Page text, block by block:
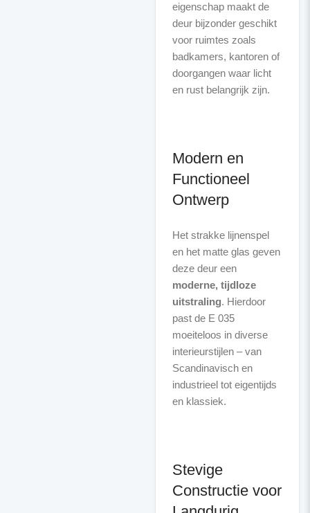
eigenschap maakt de
deur bijzonder geschikt
voor ruimtes zoals
badkamers, kantoren of
doorgangen waar licht
en rust belangrijk zijn.
Modern en
Functioneel
Ontwerp
Het strakke lijnenspel
en het matte glas geven
deze deur een
moderne, tijdloze
uitstraling. Hierdoor
past de E 035
moeiteloos in diverse
interieurstijlen – van
Scandinavisch en
industrieel tot eigentijds
en klassiek.
Stevige
Constructie voor